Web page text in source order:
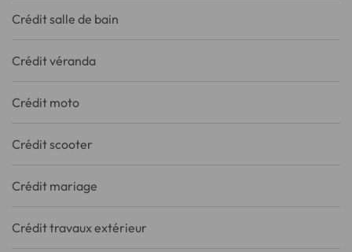
Crédit salle de bain
Crédit véranda
Crédit moto
Crédit scooter
Crédit mariage
Crédit travaux extérieur